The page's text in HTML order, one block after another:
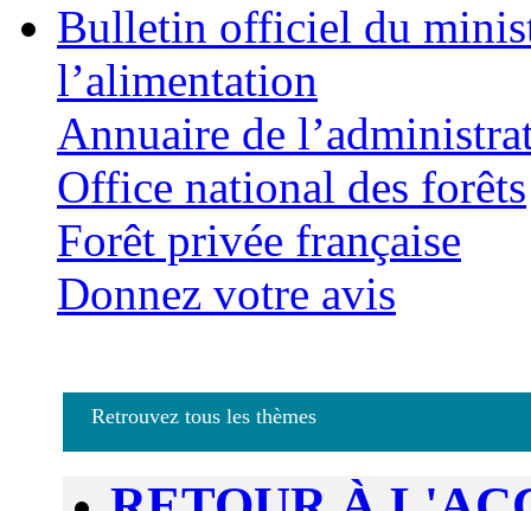
Bulletin officiel du
l’alimentation
Annuaire de
Office national des forêts
Forêt privée française
Donnez votre avis
Retrouvez tous les thèmes